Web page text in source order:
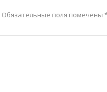
Обязательные поля помечены